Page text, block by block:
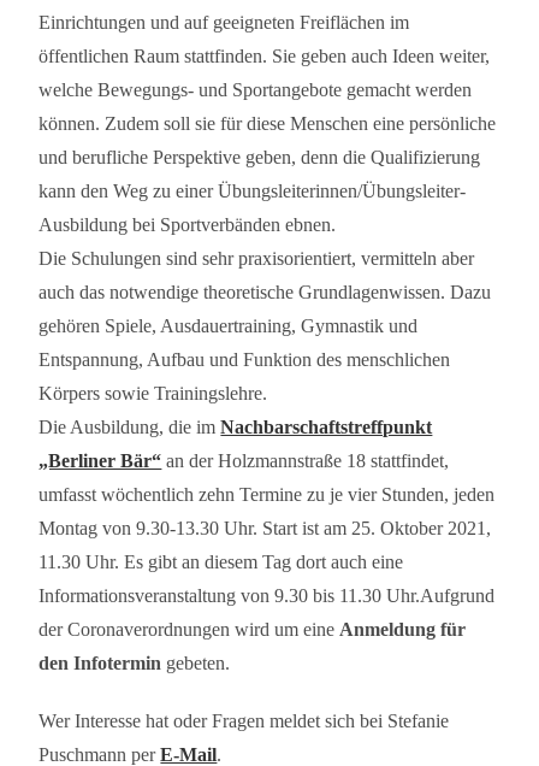
Einrichtungen und auf geeigneten Freiflächen im
öffentlichen Raum stattfinden. Sie geben auch Ideen weiter,
welche Bewegungs- und Sportangebote gemacht werden
können. Zudem soll sie für diese Menschen eine persönliche
und berufliche Perspektive geben, denn die Qualifizierung
kann den Weg zu einer Übungsleiterinnen/Übungsleiter-
Ausbildung bei Sportverbänden ebnen.
Die Schulungen sind sehr praxisorientiert, vermitteln aber
auch das notwendige theoretische Grundlagenwissen. Dazu
gehören Spiele, Ausdauertraining, Gymnastik und
Entspannung, Aufbau und Funktion des menschlichen
Körpers sowie Trainingslehre.
Die Ausbildung, die imNachbarschaftstreffpunkt
„Berliner Bär“ an der Holzmannstraße 18 stattfindet,
umfasst wöchentlich zehn Termine zu je vier Stunden, jeden
Montag von 9.30-13.30 Uhr. Start ist am 25. Oktober 2021,
11.30 Uhr. Es gibt an diesem Tag dort auch eine
Informationsveranstaltung von 9.30 bis 11.30 Uhr.Aufgrund
der Coronaverordnungen wird um eine Anmeldung für
den Infotermin gebeten.
Wer Interesse hat oder Fragen meldet sich bei Stefanie
Puschmann perE-Mail.